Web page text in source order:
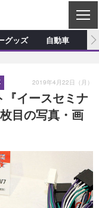
C
L
S
E
ショップ訪問記
デモカー製作記
タマイズ新製品情報
グッズ新製品情報
グッズ 自動車
『イースセミナ
目の写真・画
2019年4月22日（月）